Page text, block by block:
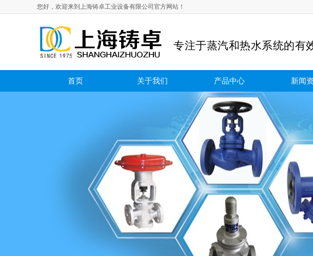
您好，欢迎来到上海铸卓工业设备有限公司官方网站！
专注于蒸汽和热水系统的有
首页 关于我们 产品中心 新闻